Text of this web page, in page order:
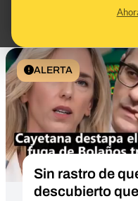
ALERTA
Sin rastro de
descubierto